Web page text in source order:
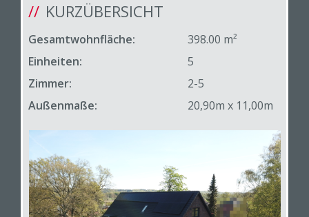
KURZÜBERSICHT
Gesamtwohnfläche:
398.00 m²
Einheiten:
5
Zimmer:
2-5
Außenmaße:
20,90m x 11,00m